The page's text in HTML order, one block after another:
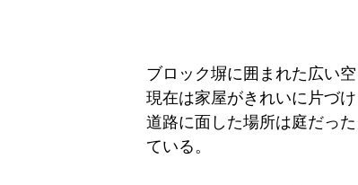
ブロック塀に囲まれた広い
現在は家屋がきれいに片づけ
道路に面した場所は庭だっ
ている。